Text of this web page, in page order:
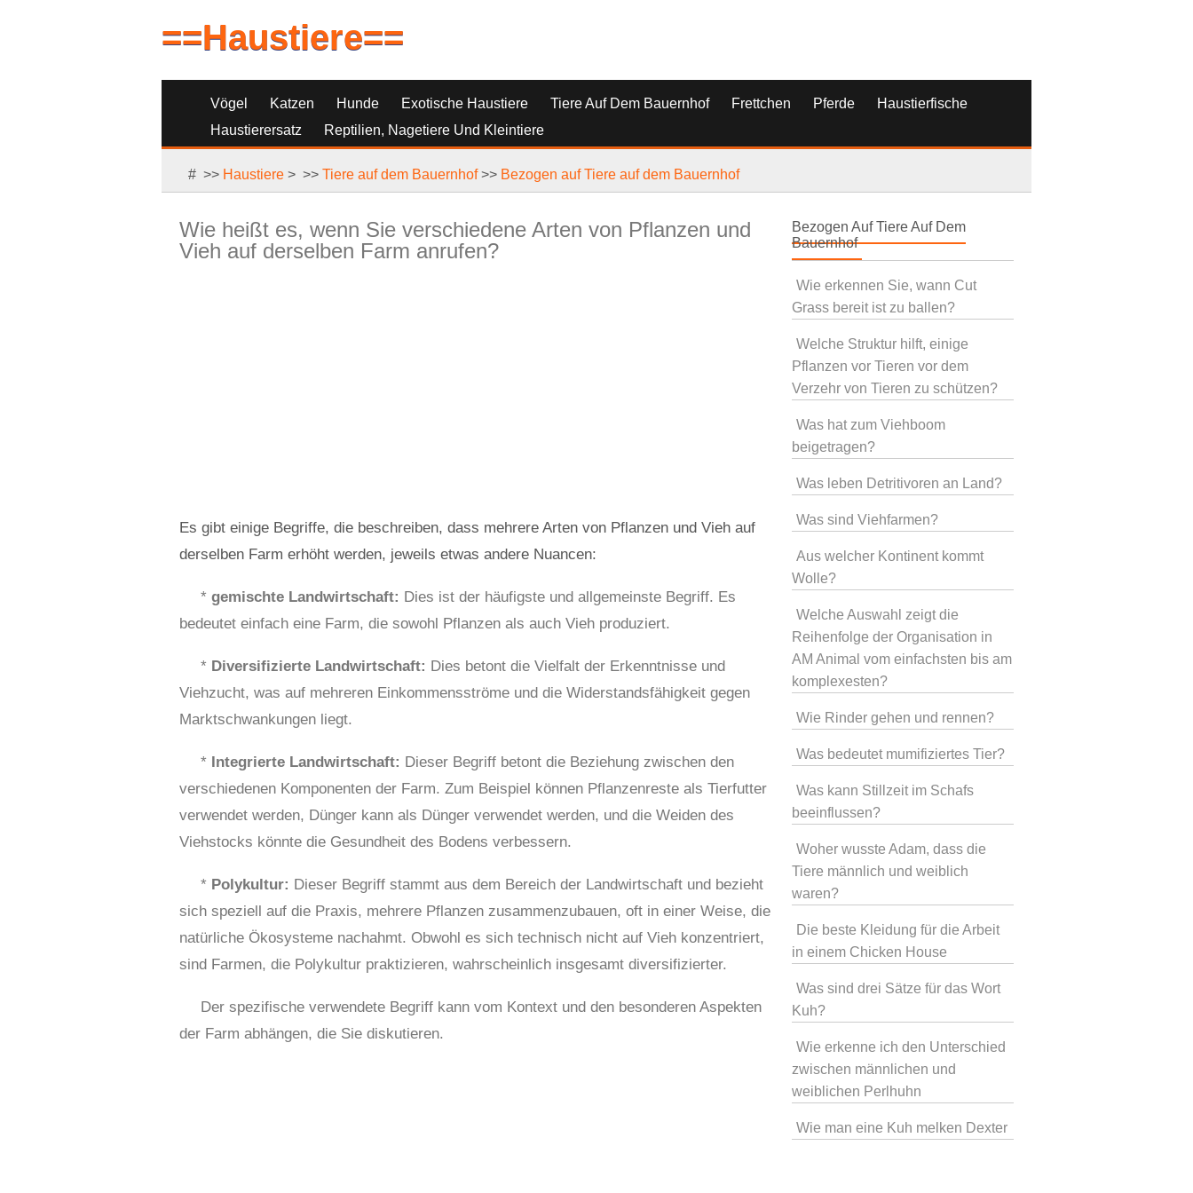
==Haustiere==
Vögel Katzen Hunde Exotische Haustiere Tiere Auf Dem Bauernhof Frettchen Pferde
Haustierfische
Haustierersatz
Reptilien, Nagetiere Und Kleintiere
# >> Haustiere > >> Tiere auf dem Bauernhof>> Bezogen auf Tiere auf dem Bauernhof
Wie heißt es, wenn Sie verschiedene Arten von Pflanzen und
Vieh auf derselben Farm anrufen?
Es gibt einige Begriffe, die beschreiben, dass mehrere Arten von Pflanzen und Vieh auf
derselben Farm erhöht werden, jeweils etwas andere Nuancen:
* gemischte Landwirtschaft: Dies ist der häufigste und allgemeinste Begriff. Es
bedeutet einfach eine Farm, die sowohl Pflanzen als auch Vieh produziert.
* Diversifizierte Landwirtschaft: Dies betont die Vielfalt der Erkenntnisse und
Viehzucht, was auf mehreren Einkommensströme und die Widerstandsfähigkeit gegen
Marktschwankungen liegt.
* Integrierte Landwirtschaft: Dieser Begriff betont die Beziehung zwischen den
verschiedenen Komponenten der Farm. Zum Beispiel können Pflanzenreste als Tierfutter
verwendet werden, Dünger kann als Dünger verwendet werden, und die Weiden des
Viehstocks könnte die Gesundheit des Bodens verbessern.
* Polykultur: Dieser Begriff stammt aus dem Bereich der Landwirtschaft und bezieht
sich speziell auf die Praxis, mehrere Pflanzen zusammenzubauen, oft in einer Weise, die
natürliche Ökosysteme nachahmt. Obwohl es sich technisch nicht auf Vieh konzentriert,
sind Farmen, die Polykultur praktizieren, wahrscheinlich insgesamt diversifizierter.
Der spezifische verwendete Begriff kann vom Kontext und den besonderen Aspekten
der Farm abhängen, die Sie diskutieren.
Bezogen Auf Tiere Auf Dem
Bauernhof
Wie erkennen Sie, wann Cut
Grass bereit ist zu ballen?
Welche Struktur hilft, einige
Pflanzen vor Tieren vor dem
Verzehr von Tieren zu schützen?
Was hat zum Viehboom
beigetragen?
Was leben Detritivoren an Land?
Was sind Viehfarmen?
Aus welcher Kontinent kommt
Wolle?
Welche Auswahl zeigt die
Reihenfolge der Organisation in
AM Animal vom einfachsten bis am
komplexesten?
Wie Rinder gehen und rennen?
Was bedeutet mumifiziertes Tier?
Was kann Stillzeit im Schafs
beeinflussen?
Woher wusste Adam, dass die
Tiere männlich und weiblich
waren?
Die beste Kleidung für die Arbeit
in einem Chicken House
Was sind drei Sätze für das Wort
Kuh?
Wie erkenne ich den Unterschied
zwischen männlichen und
weiblichen Perlhuhn
Wie man eine Kuh melken Dexter